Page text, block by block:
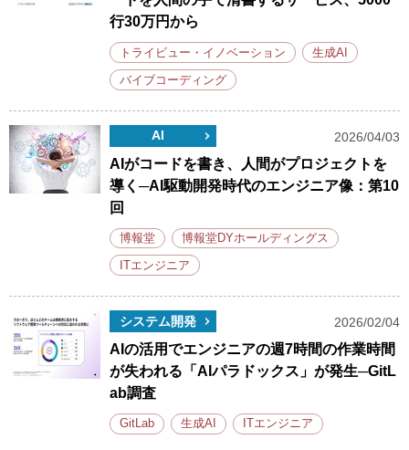
行30万円から
トライビュー・イノベーション 生成AI
バイブコーディング
AI 2026/04/03
AIがコードを書き、人間がプロジェクトを
導く─AI駆動開発時代のエンジニア像：第10
回
博報堂 博報堂DYホールディングス
ITエンジニア
システム開発 2026/02/04
AIの活用でエンジニアの週7時間の作業時間
が失われる「AIパラドックス」が発生─GitL
ab調査
GitLab 生成AI ITエンジニア